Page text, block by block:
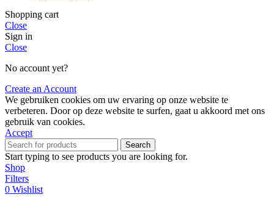
Shopping cart
Close
Sign in
Close
No account yet?
Create an Account
We gebruiken cookies om uw ervaring op onze website te
verbeteren. Door op deze website te surfen, gaat u akkoord met ons
gebruik van cookies.
Accept
Search
Start typing to see products you are looking for.
Shop
Filters
0 Wishlist